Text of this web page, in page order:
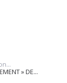
» DE...